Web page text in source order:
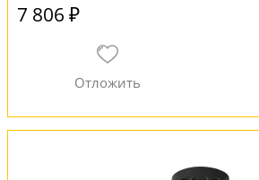
7 806 ₽